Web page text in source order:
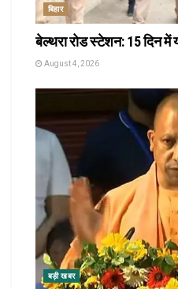
बिहार
बेल्थरा रोड स्टेशन: 15 दिन में
August 4, 2026
बड़ी खबर